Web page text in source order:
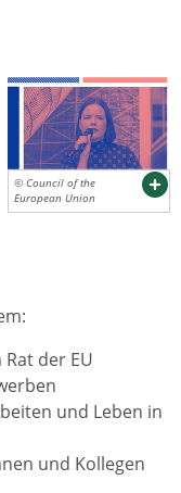
© Council of the
European Union
der EU
und Leben in
und Kollegen